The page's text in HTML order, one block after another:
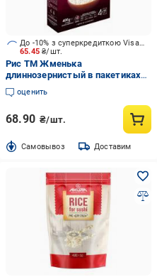
65.45₴/шт.
До -10% з суперкредиткою Visa Вигода
Рис ТМ Жменька
длиннозернистый в пакетиках
для варки 400 г
оценить
68.90 ₴/шт.
Cамовывоз Доставим